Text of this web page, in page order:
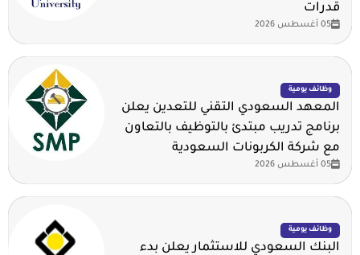
قدرات
05 أغسطس 2026
وظائف يومية
المعهد السعودي التقني للتعدين يعلن
برنامج تدريب مبتدئ بالتوظيف بالتعاون
مع شركة الكربونات السعودية
05 أغسطس 2026
وظائف يومية
البنك السعودي للاستثمار يعلن بدء